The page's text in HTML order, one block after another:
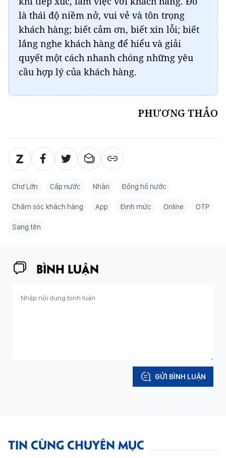
là thái độ niềm nở, vui vẻ và tôn trọng
khách hàng; biết cảm ơn, biết xin lỗi; biết
lắng nghe khách hàng để hiểu và giải
quyết một cách nhanh chóng những yêu
cầu hợp lý của khách hàng.
PHƯƠNG THẢO
Chợ Lớn Cấp nước Nhàn Đồng hồ nước
Chăm sóc khách hàng App Định mức Online OTP
Sang tên
BÌNH LUẬN
GỬI BÌNH LUẬN
TIN CÙNG CHUYÊN MỤC